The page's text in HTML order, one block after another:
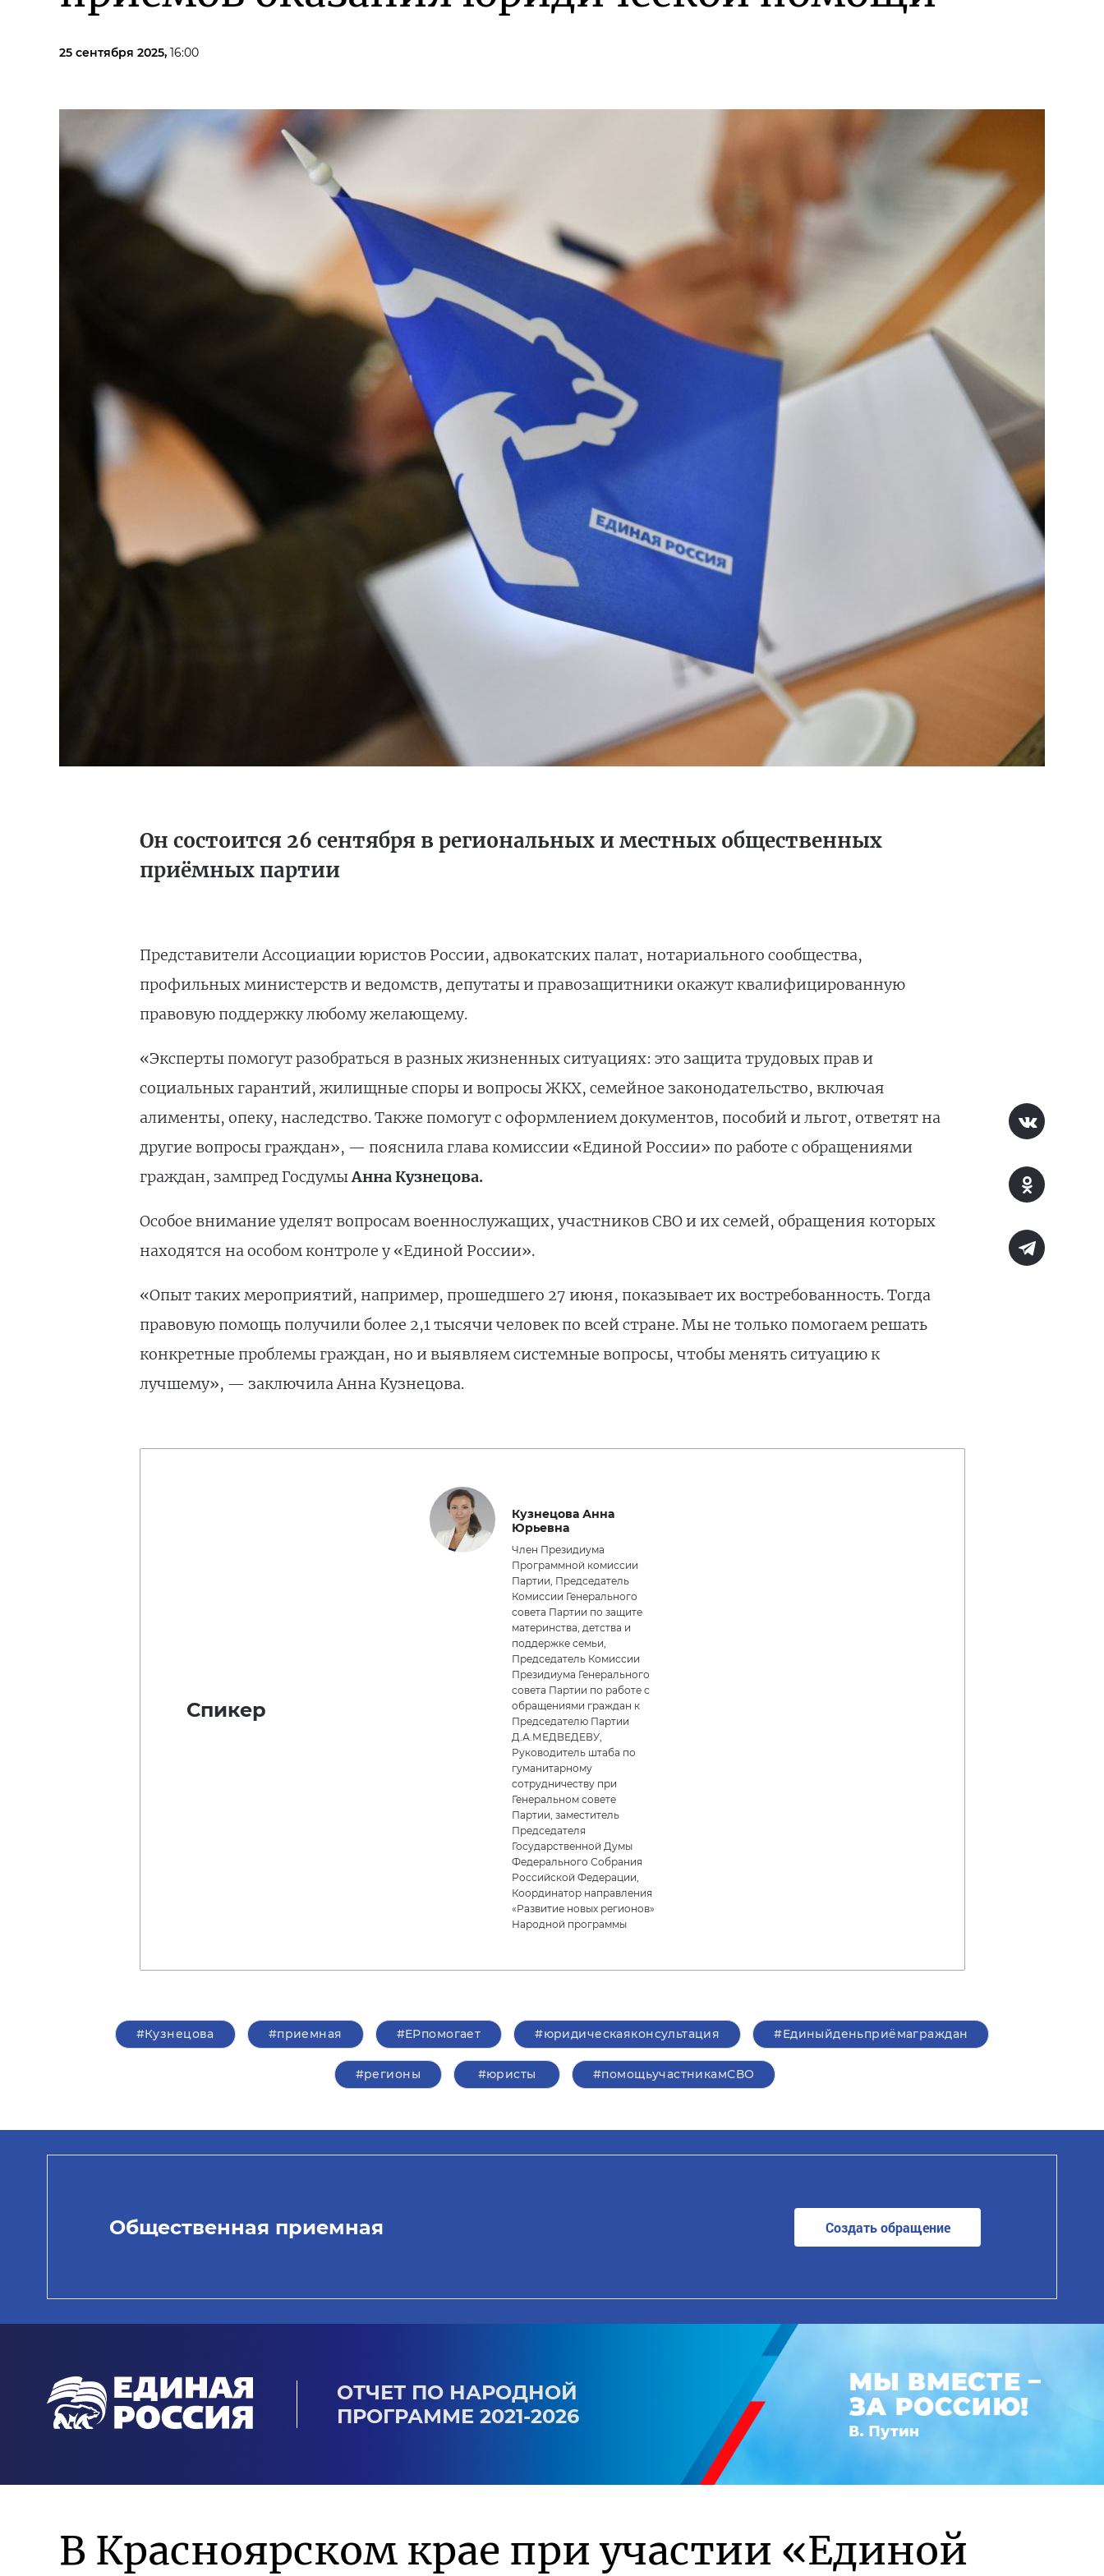
25 сентября 2025, 16:00
Он состоится 26 сентября в региональных и местных общественных
приёмных партии
Представители Ассоциации юристов России, адвокатских палат, нотариального сообщества,
профильных министерств и ведомств, депутаты и правозащитники окажут квалифицированную
правовую поддержку любому желающему.
«Эксперты помогут разобраться в разных жизненных ситуациях: это защита трудовых прав и
социальных гарантий, жилищные споры и вопросы ЖКХ, семейное законодательство, включая
алименты, опеку, наследство. Также помогут с оформлением документов, пособий и льгот, ответят на
другие вопросы граждан», — пояснила глава комиссии «Единой России» по работе с обращениями
граждан, зампред ГосдумыАнна Кузнецова.
Особое внимание уделят вопросам военнослужащих, участников СВО и их семей, обращения которых
находятся на особом контроле у «Единой России».
«Опыт таких мероприятий, например, прошедшего 27 июня, показывает их востребованность. Тогда
правовую помощь получили более 2,1 тысячи человек по всей стране. Мы не только помогаем решать
конкретные проблемы граждан, но и выявляем системные вопросы, чтобы менять ситуацию к
лучшему», — заключила Анна Кузнецова.
Спикер
Кузнецова Анна
Юрьевна
Член Президиума
Программной комиссии
Партии, Председатель
Комиссии Генерального
совета Партии по защите
материнства, детства и
поддержке семьи,
Председатель Комиссии
Президиума Генерального
совета Партии по работе с
обращениями граждан к
Председателю Партии
Д.А.МЕДВЕДЕВУ,
Руководитель штаба по
гуманитарному
сотрудничеству при
Генеральном совете
Партии, заместитель
Председателя
Государственной Думы
Федерального Собрания
Российской Федерации,
Координатор направления
«Развитие новых регионов»
Народной программы
#Кузнецова #приемная #ЕРпомогает #юридическаяконсультация #Единыйденьприёмаграждан
#регионы #юристы #помощьучастникамСВО
Общественная приемная Создать обращение
ОТЧЕТ ПО НАРОДНОЙ
ПРОГРАММЕ 2021-2026
В Красноярском крае при участии «Единой